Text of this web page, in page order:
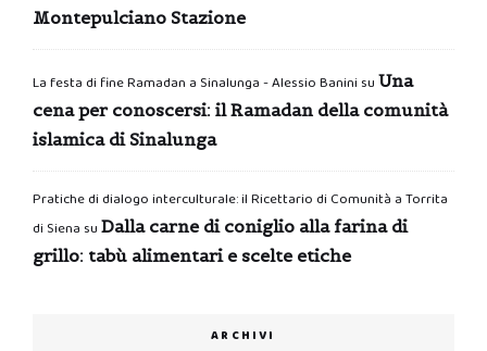
Montepulciano Stazione
La festa di fine Ramadan a Sinalunga - Alessio Banini su Una
cena per conoscersi: il Ramadan della comunità
islamica di Sinalunga
Pratiche di dialogo interculturale: il Ricettario di Comunità a Torrita
di Siena su Dalla carne di coniglio alla farina di
grillo: tabù alimentari e scelte etiche
ARCHIVI